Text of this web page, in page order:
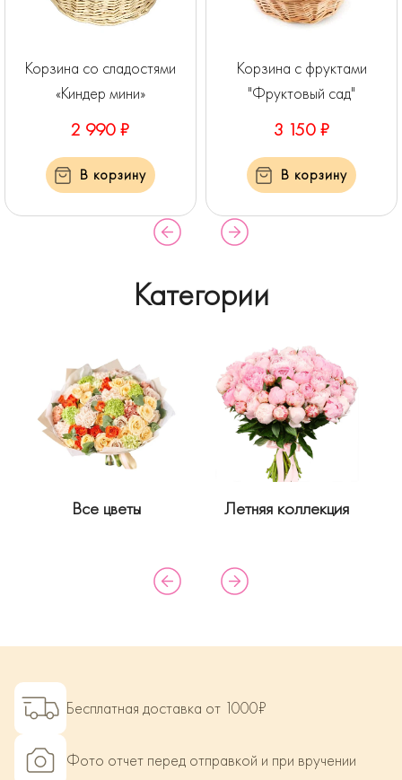
Корзина со сладостями
«Киндер мини»
2 990 ₽
В корзину
Корзина с фруктами
"Фруктовый сад"
3 150 ₽
В корзину
Категории
Все цветы Летняя коллекция
Бесплатная доставка от 1000₽
Фото отчет перед отправкой и при вручении